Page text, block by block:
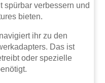
spürbar verbessern und
bieten.
ihr zu den
Das ist
oder spezielle